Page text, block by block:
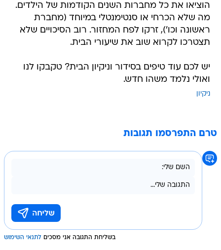
הוציאו את כל מחברות השנים הקודמות של הילדים.
מה שלא הכרחי או סנטימנטלי במיוחד (מחברת
ראשונה וכו'), זרקו לפח המחזור. רוב הסיכויים שלא
תצטרכו לקרוא שוב את שיעורי הבית.
יש לכם עוד טיפים בסידור וניקיון הבית? טקבקו לנו
ואולי נלמד משהו חדש.
ניקיון
טרם התפרסמו תגובות
בשליחת התגובה אני מסכים לתנאי השימוש